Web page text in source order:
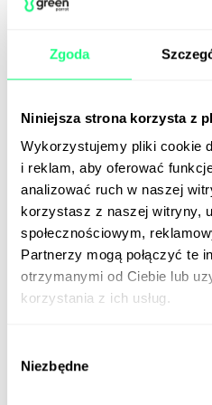
Zgoda
Niniejsza strona korzysta z
Wykorzystujemy pliki cookie
i reklam, aby oferować
analizować ruch w naszej
korzystasz z naszej witryny,
społecznościowym,
Partnerzy mogą połączyć te
otrzymanymi od Ciebie lub
korzystania z ich usług.
zgody
Niezbędne
wniosków dotyczących
powinien być jednak
testując wpływ
O czym jeszcze
Core Web Vitals?
Optymalizując witrynę
Vitals, nie powinno się
technicznych elementach,
Niezoptymalizowany kod,
na ranking. Z tego powodu
bieżąco. Nie ma